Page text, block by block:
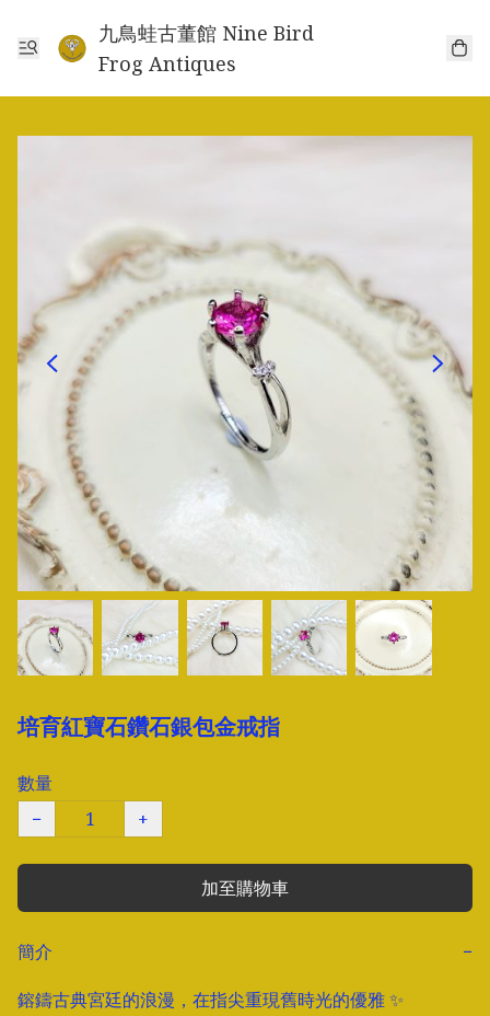
九鳥蛙古董館 Nine Bird
Frog Antiques
培育紅寶石鑽石銀包金戒指
數量
−
+
加至購物車
簡介
−
鎔鑄古典宮廷的浪漫，在指尖重現舊時光的優雅 ✨